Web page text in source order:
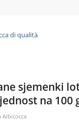
sjemenki
na 100
Albicocca